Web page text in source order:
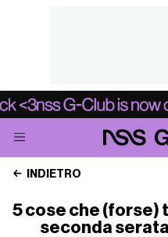
INDIETRO
5 cose che (forse)
seconda